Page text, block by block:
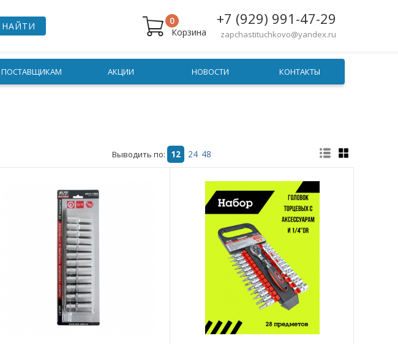
+7 (929) 991-47-29
zapchastituchkovo@yandex.ru
0
Корзина
ПОСТАВЩИКАМ АКЦИИ НОВОСТИ КОНТАКТЫ
Выводить по: 12 24 48